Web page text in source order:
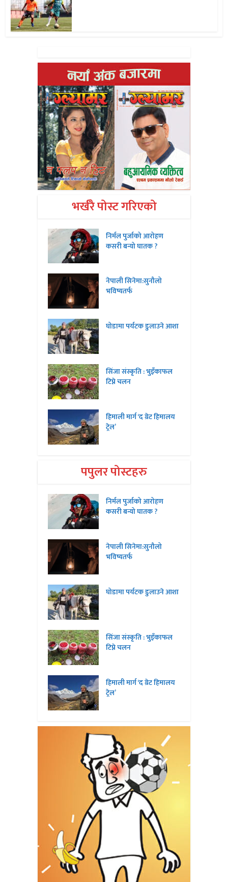
भर्खरै पोस्ट गरिएको
निर्मल पुर्जाको आरोहण
कसरी बन्यो घातक ?
नेपाली सिनेमा:सुनौलो
भविष्यतर्फ
घोडामा पर्यटक डुलाउने आशा
सिंजा संस्कृति : भुइँकाफल
टिप्ने चलन
हिमाली मार्ग ‘द ग्रेट हिमालय
ट्रेल’
पपुलर पोस्टहरु
निर्मल पुर्जाको आरोहण
कसरी बन्यो घातक ?
नेपाली सिनेमा:सुनौलो
भविष्यतर्फ
घोडामा पर्यटक डुलाउने आशा
सिंजा संस्कृति : भुइँकाफल
टिप्ने चलन
हिमाली मार्ग ‘द ग्रेट हिमालय
ट्रेल’